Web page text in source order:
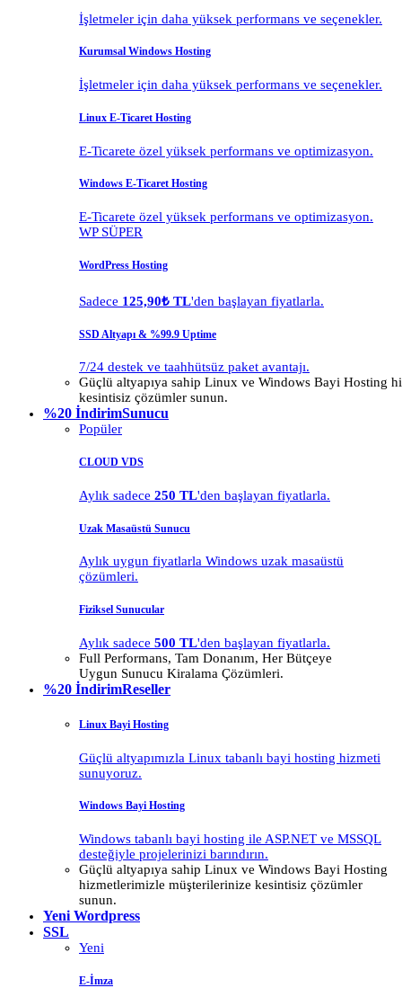
İşletmeler için daha yüksek performans ve seçenekler.
Kurumsal Windows Hosting
İşletmeler için daha yüksek performans ve seçenekler.
Linux E-Ticaret Hosting
E-Ticarete özel yüksek performans ve optimizasyon.
Windows E-Ticaret Hosting
E-Ticarete özel yüksek performans ve optimizasyon.
WP SÜPER
WordPress Hosting
Sadece 125,90₺ TL'den başlayan fiyatlarla.
SSD Altyapı & %99.9 Uptime
7/24 destek ve taahhütsüz paket avantajı.
Güçlü altyapıya sahip Linux ve Windows Bayi Hosting
kesintisiz çözümler sunun.
%20 İndirimSunucu
Popüler
CLOUD VDS
Aylık sadece 250 TL'den başlayan fiyatlarla.
Uzak Masaüstü Sunucu
Aylık uygun fiyatlarla Windows uzak masaüstü
çözümleri.
Fiziksel Sunucular
Aylık sadece 500 TL'den başlayan fiyatlarla.
Full Performans, Tam Donanım, Her Bütçeye
Uygun Sunucu Kiralama Çözümleri.
%20 İndirimReseller
Linux Bayi Hosting
Güçlü altyapımızla Linux tabanlı bayi hosting hizmeti
sunuyoruz.
Windows Bayi Hosting
Windows tabanlı bayi hosting ile ASP.NET ve MSSQL
desteğiyle projelerinizi barındırın.
Güçlü altyapıya sahip Linux ve Windows Bayi Hosting
hizmetlerimizle müşterilerinize kesintisiz çözümler
sunun.
Yeni Wordpress
SSL
Yeni
E-İmza